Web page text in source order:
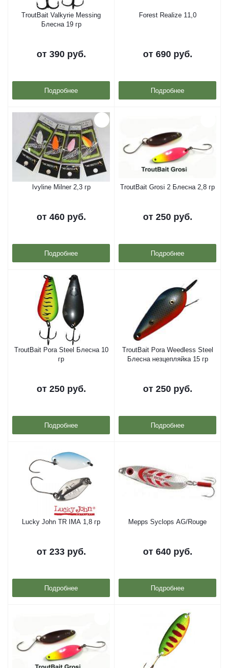
TroutBait Valkyrie Messing
Блесна 19 гр
от 390 руб.
Подробнее
Forest Realize 11,0
от 690 руб.
Подробнее
Ivyline Milner 2,3 гр
от 460 руб.
Подробнее
TroutBait Grosi 2 Блесна 2,8 гр
от 250 руб.
Подробнее
TroutBait Pora Steel Блесна 10
гр
от 250 руб.
Подробнее
TroutBait Pora Weedless Steel
Блесна незцепляйка 15 гр
от 250 руб.
Подробнее
Lucky John TR IMA 1,8 гр
от 233 руб.
Подробнее
Mepps Syclops AG/Rouge
от 640 руб.
Подробнее